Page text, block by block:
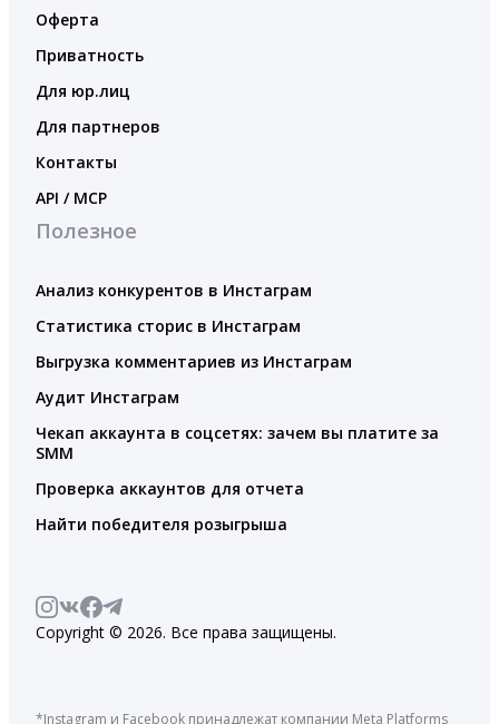
Оферта
Приватность
Для юр.лиц
Для партнеров
Контакты
API / MCP
Полезное
Анализ конкурентов в Инстаграм
Статистика сторис в Инстаграм
Выгрузка комментариев из Инстаграм
Аудит Инстаграм
Чекап аккаунта в соцсетях: зачем вы платите за
SMM
Проверка аккаунтов для отчета
Найти победителя розыгрыша
Copyright © 2026. Все права защищены.
*Instagram и Facebook принадлежат компании Meta Platforms